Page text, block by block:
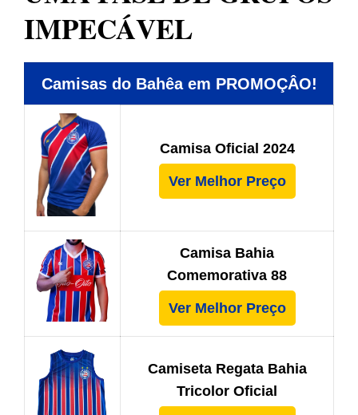
IMPECÁVEL
Camisas do Bahêa em PROMOÇÂO!
Camisa Oficial 2024
Ver Melhor Preço
Camisa Bahia
Comemorativa 88
Ver Melhor Preço
Camiseta Regata Bahia
Tricolor Oficial